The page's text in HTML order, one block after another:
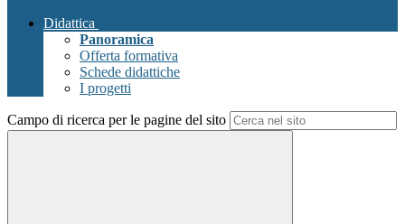
Didattica
Panoramica
Offerta formativa
Schede didattiche
I progetti
Campo di ricerca per le pagine del sito